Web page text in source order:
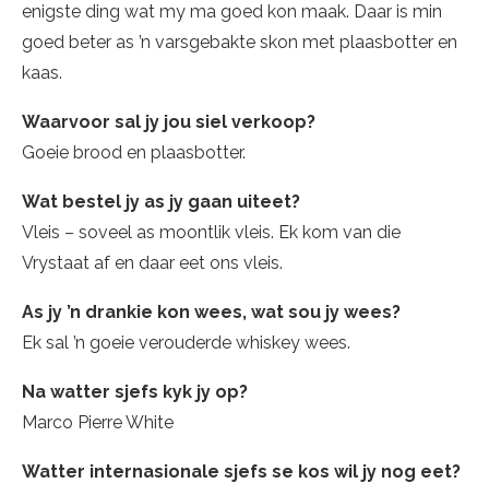
enigste ding wat my ma goed kon maak. Daar is min
goed beter as ’n varsgebakte skon met plaasbotter en
kaas.
Waarvoor sal jy jou siel verkoop?
Goeie brood en plaasbotter.
Wat bestel jy as jy gaan uiteet?
Vleis – soveel as moontlik vleis. Ek kom van die
Vrystaat af en daar eet ons vleis.
As jy ’n drankie kon wees, wat sou jy wees?
Ek sal ’n goeie verouderde whiskey wees.
Na watter sjefs kyk jy op?
Marco Pierre White
Watter internasionale sjefs se kos wil jy nog eet?